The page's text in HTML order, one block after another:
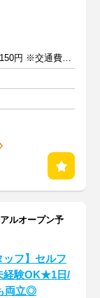
時給1150円～【早朝】時給+150円 ※交通費支給
ルオープン予
ッフ】セルフ
経験OK★1日/
両立◎